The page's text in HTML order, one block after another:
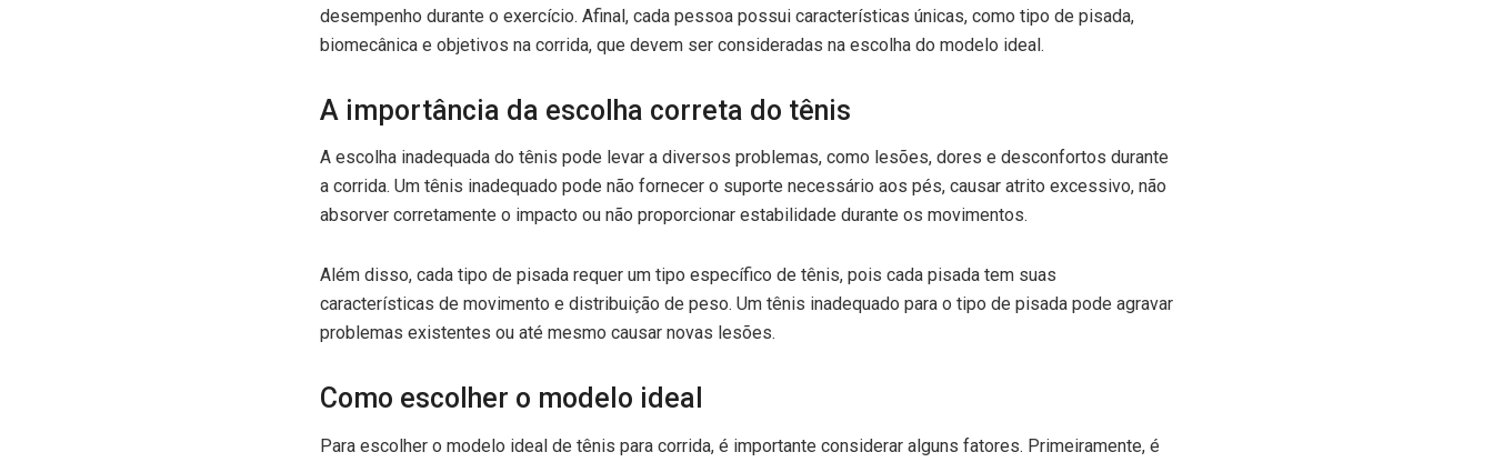
desempenho durante o exercício. Afinal, cada pessoa possui características únicas, como tipo de pisada,
biomecânica e objetivos na corrida, que devem ser consideradas na escolha do modelo ideal.
A importância da escolha correta do tênis
A escolha inadequada do tênis pode levar a diversos problemas, como lesões, dores e desconfortos durante
a corrida. Um tênis inadequado pode não fornecer o suporte necessário aos pés, causar atrito excessivo, não
absorver corretamente o impacto ou não proporcionar estabilidade durante os movimentos.
Além disso, cada tipo de pisada requer um tipo específico de tênis, pois cada pisada tem suas
características de movimento e distribuição de peso. Um tênis inadequado para o tipo de pisada pode agravar
problemas existentes ou até mesmo causar novas lesões.
Como escolher o modelo ideal
Para escolher o modelo ideal de tênis para corrida, é importante considerar alguns fatores. Primeiramente, é